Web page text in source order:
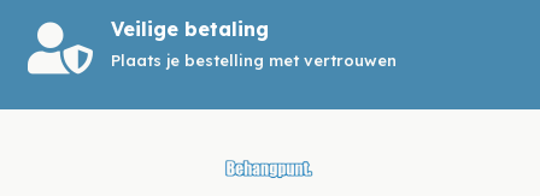
 Veilige betaling
Plaats je bestelling met vertrouwen